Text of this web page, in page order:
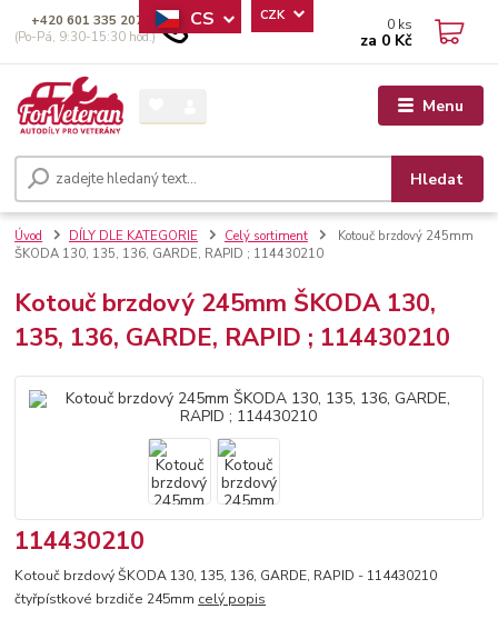
Menu
CS CZK
Hledat
+420 601 335 207
(Po-Pá, 9:30-15:30 hod.)
0 ks
za 0 Kč
Úvod DÍLY DLE KATEGORIE Celý sortiment
Kotouč brzdový 245mm
ŠKODA 130, 135, 136, GARDE, RAPID ; 114430210
Kotouč brzdový 245mm ŠKODA 130,
135, 136, GARDE, RAPID ; 114430210
114430210
Kotouč brzdový ŠKODA 130, 135, 136, GARDE, RAPID - 114430210
čtyřpístkové brzdiče 245mm celý popis